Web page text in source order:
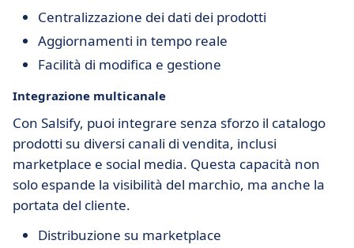
Centralizzazione dei dati dei prodotti
Aggiornamenti in tempo reale
Facilità di modifica e gestione
Integrazione multicanale
Con Salsify, puoi integrare senza sforzo il catalogo
prodotti su diversi canali di vendita, inclusi
marketplace e social media. Questa capacità non
solo espande la visibilità del marchio, ma anche la
portata del cliente.
Distribuzione su marketplace